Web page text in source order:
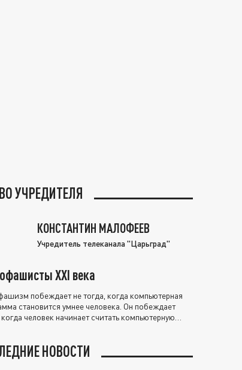
УЧРЕДИТЕЛЯ
КОНСТАНТИН МАЛОФЕЕВ
Учредитель телеканала "Царьград"
XXI века
побеждает не тогда, когда компьютерная
становится умнее человека. Он побеждает
когда человек начинает считать компьютерную
НОВОСТИ